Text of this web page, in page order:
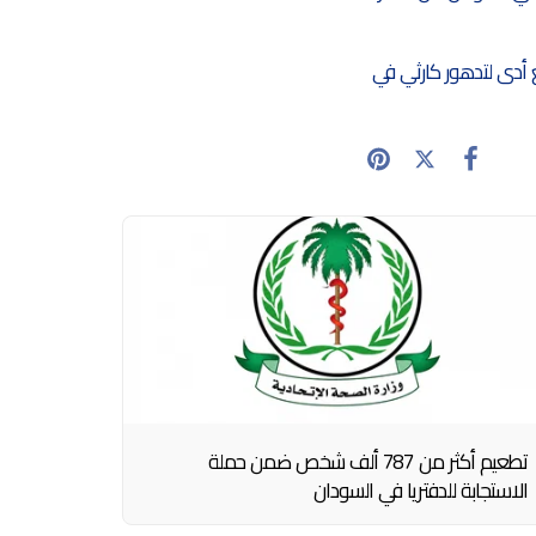
أدى لتدهور كارثي في
تطعيم أكثر من 787 ألف شخص ضمن حملة
الاستجابة للدفتريا في السودان